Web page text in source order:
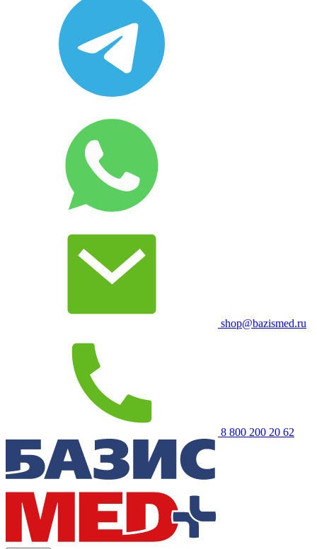
shop@bazismed.ru
8 800 200 20 62